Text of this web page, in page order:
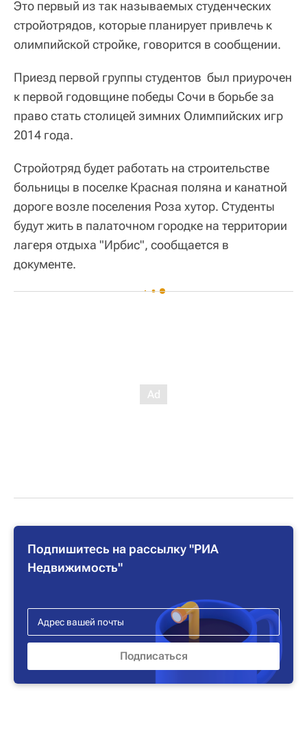
Это первый из так называемых студенческих
стройотрядов, которые планирует привлечь к
олимпийской стройке, говорится в сообщении.
Приезд первой группы студентов был приурочен
к первой годовщине победы Сочи в борьбе за
право стать столицей зимних Олимпийских игр
2014 года.
Стройотряд будет работать на строительстве
больницы в поселке Красная поляна и канатной
дороге возле поселения Роза хутор. Студенты
будут жить в палаточном городке на территории
лагеря отдыха "Ирбис", сообщается в
документе.
Подпишитесь на рассылку "РИА
Недвижимость"